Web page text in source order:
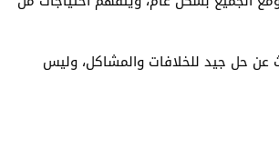
عن حل جيد للخلافات والمشاكل، وليس